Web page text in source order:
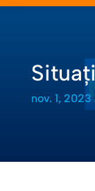
nov. 1, 2023